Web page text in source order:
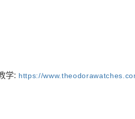
学: https://